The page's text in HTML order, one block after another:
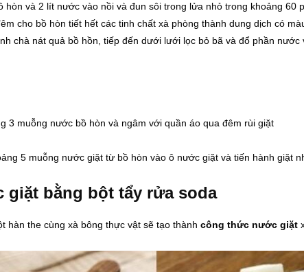
hòn và 2 lít nước vào nồi và đun sôi trong lửa nhỏ trong khoảng 60
cho bồ hòn tiết hết các tinh chất xà phòng thành dung dịch có
chà nát quả bồ hồn, tiếp đến dưới lưới lọc bỏ bã và đổ phần nước
3 muỗng nước bồ hòn và ngâm với quần áo qua đêm rùi giặt
5 muỗng nước giặt từ bồ hòn vào ô nước giặt và tiến hành giặt
giặt bằng bột tẩy rửa soda
hàn the cùng xà bông thực vật sẽ tạo thành công thức nước giặt